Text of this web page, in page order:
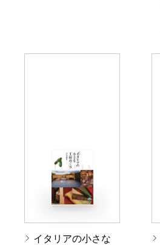
イタリアの小さな